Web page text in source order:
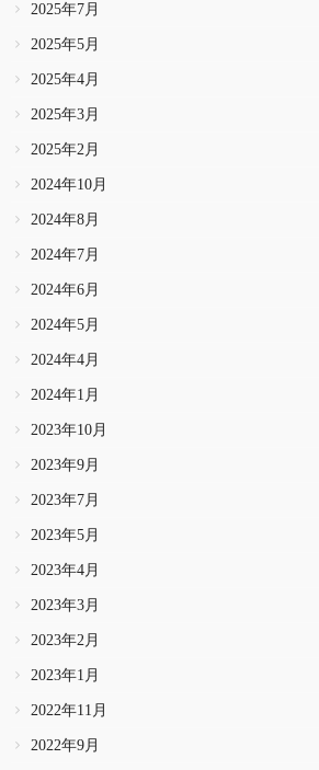
2025年7月
2025年5月
2025年4月
2025年3月
2025年2月
2024年10月
2024年8月
2024年7月
2024年6月
2024年5月
2024年4月
2024年1月
2023年10月
2023年9月
2023年7月
2023年5月
2023年4月
2023年3月
2023年2月
2023年1月
2022年11月
2022年9月